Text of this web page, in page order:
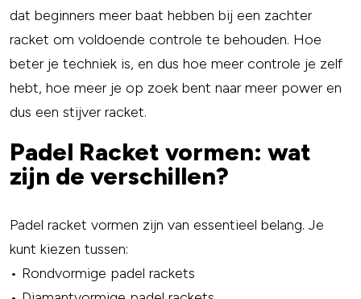
dat beginners meer baat hebben bij een zachter
racket om voldoende controle te behouden. Hoe
beter je techniek is, en dus hoe meer controle je zelf
hebt, hoe meer je op zoek bent naar meer power en
dus een stijver racket.
Padel Racket vormen: wat
zijn de verschillen?
Padel racket vormen zijn van essentieel belang. Je
kunt kiezen tussen:
• Rondvormige padel rackets